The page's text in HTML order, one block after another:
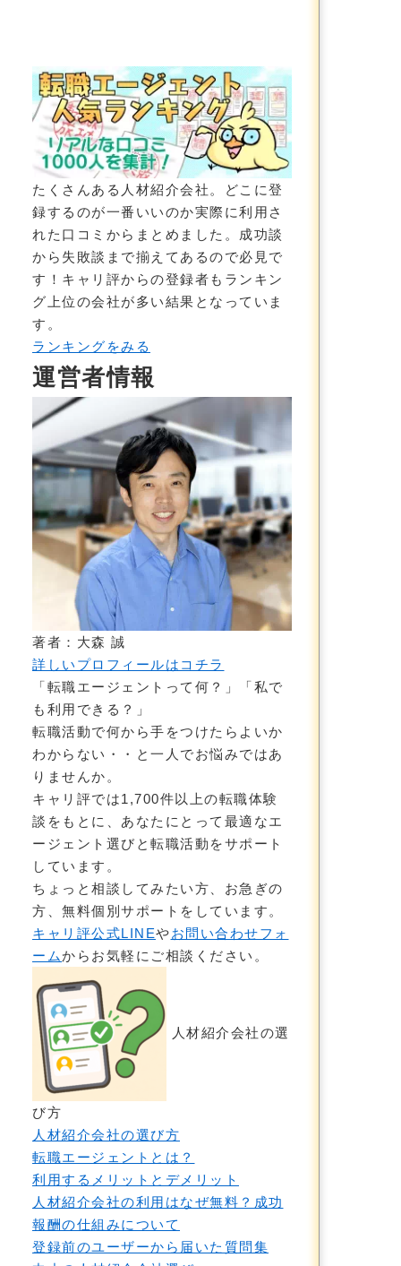
失敗する人の特徴をエージェントにインタビューしまし
たくさんある人材紹介会社。どこに登
録するのが一番いいのか実際に利用さ
れた口コミからまとめました。成功談
から失敗談まで揃えてあるので必見で
す！ キャリ評からの登録者もランキン
グ上位の会社が多い結果 となっていま
す。
ランキングをみる
運営者情報
著者：大森 誠
詳しいプロフィールはコチラ
「転職エージェントって何？」「私で
も利用できる？」
転職活動で何から手をつけたらよいか
わからない・・と一人でお悩みではあ
りませんか。
キャリ評では1,700件以上の転職体験
談をもとに、あなたにとって最適なエ
ージェント選びと転職活動をサポート
しています。
ちょっと相談してみたい方、お急ぎの
方、無料個別サポートをしています。
キャリ評公式LINEやお問い合わせフォ
ームからお気軽にご相談ください。
人材紹介会社の選
び方
人材紹介会社の選び方
転職エージェントとは？
利用するメリットとデメリット
人材紹介会社の利用はなぜ無料？成功
報酬の仕組みについて
登録前のユーザーから届いた質問集